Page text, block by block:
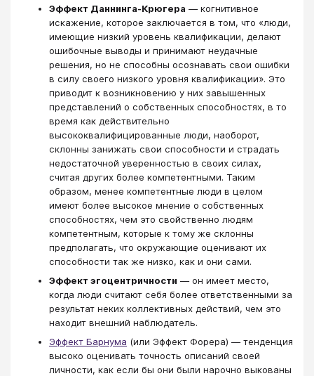
Эффект Даннинга-Крюгера — когнитивное
искажение, которое заключается в том, что «люди,
имеющие низкий уровень квалификации, делают
ошибочные выводы и принимают неудачные
решения, но не способны осознавать свои ошибки
в силу своего низкого уровня квалификации». Это
приводит к возникновению у них завышенных
представлений о собственных способностях, в то
время как действительно
высококвалифицированные люди, наоборот,
склонны занижать свои способности и страдать
недостаточной уверенностью в своих силах,
считая других более компетентными. Таким
образом, менее компетентные люди в целом
имеют более высокое мнение о собственных
способностях, чем это свойственно людям
компетентным, которые к тому же склонны
предполагать, что окружающие оценивают их
способности так же низко, как и они сами.
Эффект эгоцентричности — он имеет место,
когда люди считают себя более ответственными за
результат неких коллективных действий, чем это
находит внешний наблюдатель.
Эффект Барнума (или Эффект Форера) — тенденция
высоко оценивать точность описаний своей
личности, как если бы они были нарочно выкованы